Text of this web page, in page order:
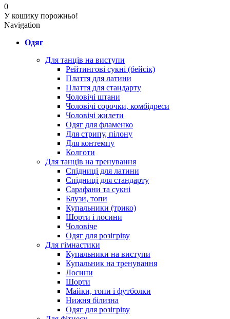
0
У кошику порожньо!
Navigation
Одяг
Для танців на виступи
Рейтингові сукні (бейсік)
Плаття для латини
Плаття для стандарту
Чоловічі штани
Чоловічі сорочки, комбідреси
Чоловічі жилети
Одяг для фламенко
Для стрипу, пілону
Для контемпу
Колготи
Для танців на тренування
Спідниці для латини
Спідниці для стандарту
Сарафани та сукні
Блузи, топи
Купальники (трико)
Шорти і лосини
Чоловіче
Одяг для розігріву
Для гімнастики
Купальники на виступи
Купальник на тренування
Лосини
Шорти
Майки, топи і футболки
Нижня білизна
Одяг для розігріву